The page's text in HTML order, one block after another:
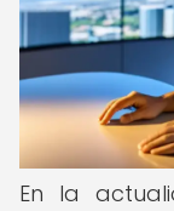
En la